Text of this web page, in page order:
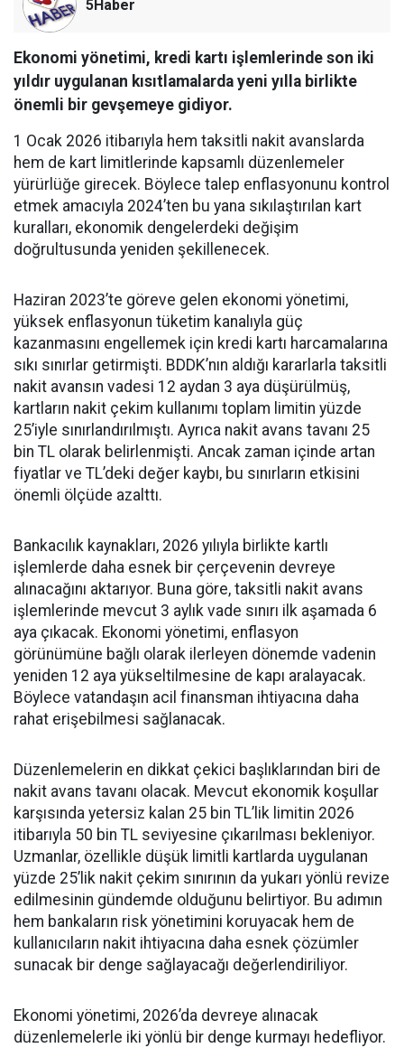
5Haber
Ekonomi yönetimi, kredi kartı işlemlerinde son iki
yıldır uygulanan kısıtlamalarda yeni yılla birlikte
önemli bir gevşemeye gidiyor.
1 Ocak 2026 itibarıyla hem taksitli nakit avanslarda
hem de kart limitlerinde kapsamlı düzenlemeler
yürürlüğe girecek. Böylece talep enflasyonunu kontrol
etmek amacıyla 2024’ten bu yana sıkılaştırılan kart
kuralları, ekonomik dengelerdeki değişim
doğrultusunda yeniden şekillenecek.
Haziran 2023’te göreve gelen ekonomi yönetimi,
yüksek enflasyonun tüketim kanalıyla güç
kazanmasını engellemek için kredi kartı harcamalarına
sıkı sınırlar getirmişti. BDDK’nın aldığı kararlarla taksitli
nakit avansın vadesi 12 aydan 3 aya düşürülmüş,
kartların nakit çekim kullanımı toplam limitin yüzde
25’iyle sınırlandırılmıştı. Ayrıca nakit avans tavanı 25
bin TL olarak belirlenmişti. Ancak zaman içinde artan
fiyatlar ve TL’deki değer kaybı, bu sınırların etkisini
önemli ölçüde azalttı.
Bankacılık kaynakları, 2026 yılıyla birlikte kartlı
işlemlerde daha esnek bir çerçevenin devreye
alınacağını aktarıyor. Buna göre, taksitli nakit avans
işlemlerinde mevcut 3 aylık vade sınırı ilk aşamada 6
aya çıkacak. Ekonomi yönetimi, enflasyon
görünümüne bağlı olarak ilerleyen dönemde vadenin
yeniden 12 aya yükseltilmesine de kapı aralayacak.
Böylece vatandaşın acil finansman ihtiyacına daha
rahat erişebilmesi sağlanacak.
Düzenlemelerin en dikkat çekici başlıklarından biri de
nakit avans tavanı olacak. Mevcut ekonomik koşullar
karşısında yetersiz kalan 25 bin TL’lik limitin 2026
itibarıyla 50 bin TL seviyesine çıkarılması bekleniyor.
Uzmanlar, özellikle düşük limitli kartlarda uygulanan
yüzde 25’lik nakit çekim sınırının da yukarı yönlü revize
edilmesinin gündemde olduğunu belirtiyor. Bu adımın
hem bankaların risk yönetimini koruyacak hem de
kullanıcıların nakit ihtiyacına daha esnek çözümler
sunacak bir denge sağlayacağı değerlendiriliyor.
Ekonomi yönetimi, 2026’da devreye alınacak
düzenlemelerle iki yönlü bir denge kurmayı hedefliyor.